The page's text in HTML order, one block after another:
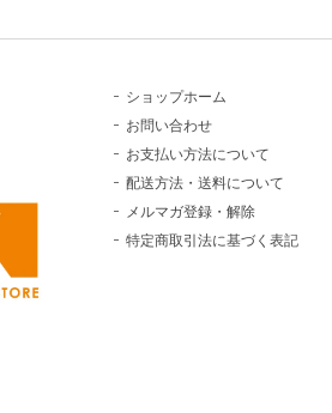
ショップホーム
お問い合わせ
お支払い方法について
配送方法・送料について
メルマガ登録・解除
特定商取引法に基づく表記